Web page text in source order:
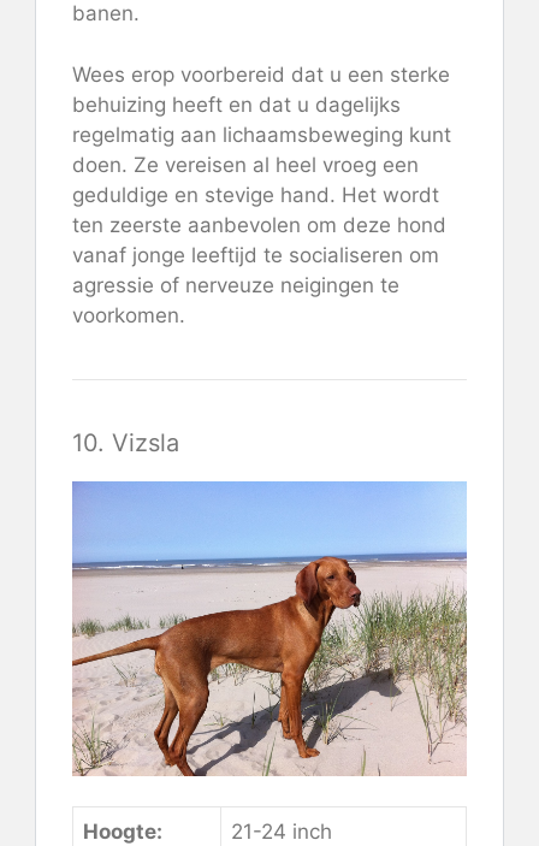
banen.
Wees erop voorbereid dat u een sterke
behuizing heeft en dat u dagelijks
regelmatig aan lichaamsbeweging kunt
doen. Ze vereisen al heel vroeg een
geduldige en stevige hand. Het wordt
ten zeerste aanbevolen om deze hond
vanaf jonge leeftijd te socialiseren om
agressie of nerveuze neigingen te
voorkomen.
10. Vizsla
Hoogte: 21-24 inch